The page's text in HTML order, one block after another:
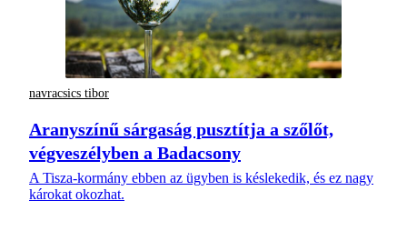
navracsics tibor
Aranyszínű sárgaság pusztítja a szőlőt,
végveszélyben a Badacsony
A Tisza-kormány ebben az ügyben is késlekedik, és ez nagy
károkat okozhat.